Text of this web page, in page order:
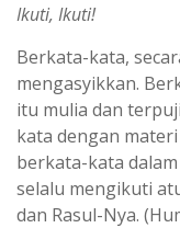
Ikuti, Ikuti!
Berkata-kata,
mengasyikkan.
itu mulia dan
kata dengan
berkata-kata
selalu mengikuti
dan Rasul-Nya.